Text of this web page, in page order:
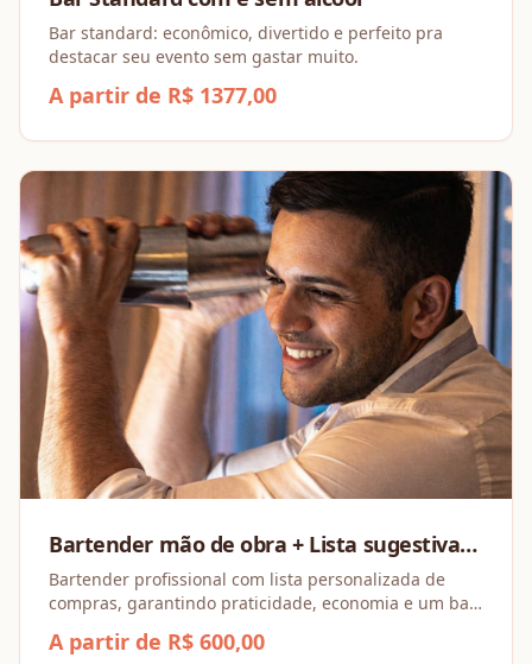
Bar standard: econômico, divertido e perfeito pra
destacar seu evento sem gastar muito.
A partir de R$ 1377,00
Bartender mão de obra + Lista sugestiva
de compras
Bartender profissional com lista personalizada de
compras, garantindo praticidade, economia e um bar
A partir de R$ 600,00